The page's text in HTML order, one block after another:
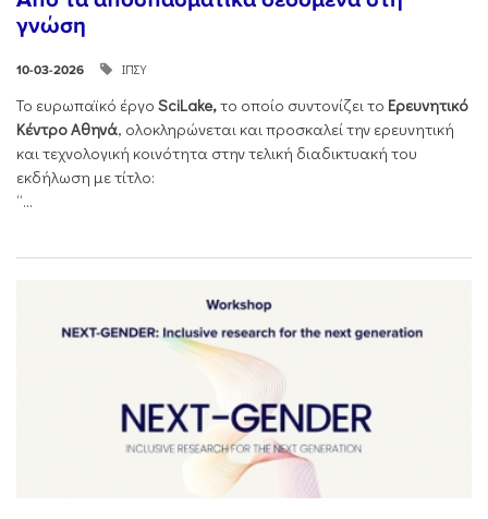
γνώση
10-03-2026 ΙΠΣΥ
Το ευρωπαϊκό έργο SciLake,το οποίο συντονίζει το Ερευνητικό
Κέντρο Αθηνά, ολοκληρώνεται και προσκαλεί την ερευνητική
και τεχνολογική κοινότητα στην τελική διαδικτυακή του
εκδήλωση με τίτλο:
“...